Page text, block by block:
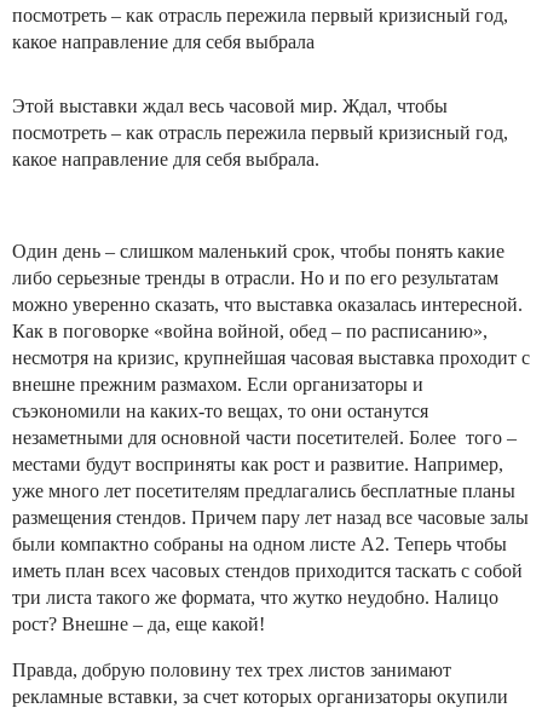
посмотреть – как отрасль пережила первый кризисный год,
какое направление для себя выбрала
Этой выставки ждал весь часовой мир. Ждал, чтобы
посмотреть – как отрасль пережила первый кризисный год,
какое направление для себя выбрала.
Один день – слишком маленький срок, чтобы понять какие
либо серьезные тренды в отрасли. Но и по его результатам
можно уверенно сказать, что выставка оказалась интересной.
Как в поговорке «война войной, обед – по расписанию»,
несмотря на кризис, крупнейшая часовая выставка проходит с
внешне прежним размахом. Если организаторы и
съэкономили на каких-то вещах, то они останутся
незаметными для основной части посетителей. Более того –
местами будут восприняты как рост и развитие. Например,
уже много лет посетителям предлагались бесплатные планы
размещения стендов. Причем пару лет назад все часовые залы
были компактно собраны на одном листе А2. Теперь чтобы
иметь план всех часовых стендов приходится таскать с собой
три листа такого же формата, что жутко неудобно. Налицо
рост? Внешне – да, еще какой!
Правда, добрую половину тех трех листов занимают
рекламные вставки, за счет которых организаторы окупили